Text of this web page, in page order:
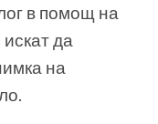
в помощ на
да
на